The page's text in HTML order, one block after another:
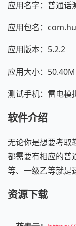
应用名字：普通话
应用包名：
应用版本：5.2.2
应用大小：
测试手机：雷电
软件介绍
无论你是想要考取
都需要有相应的普
等、一级乙等就是
资源下载